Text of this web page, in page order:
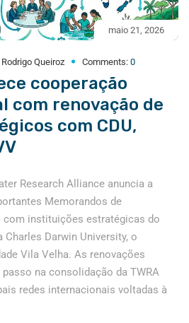
maio 21, 2026
Rodrigo Queiroz Comments: 0
cooperação
com renovação de
com CDU,
Research Alliance anuncia a
Memorandos de
com instituições estratégicas do
Charles Darwin University, o
Vila Velha. As renovações
na consolidação da TWRA
redes internacionais voltadas à